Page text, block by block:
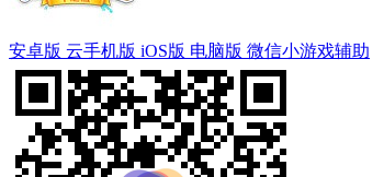
安卓版 云手机版 iOS版 电脑版 微信小游戏辅助